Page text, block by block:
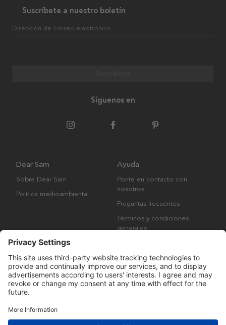
Suscríbete a nuestro boletín
Dirección de correo electrónico
Síguenos en
Dear Sam
Sobre Dear Sam
Política medioambiental
Ayuda
Ponte en contacto con
nosotros
Preguntas frecuentes
Términos y condiciones
generales
Derechos de autor © Many Brands AB 2023. Todos los derechos